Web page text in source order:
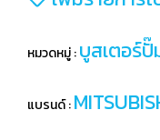
หมวดหมู่ :บูสเตอร์
แบรนด์ :